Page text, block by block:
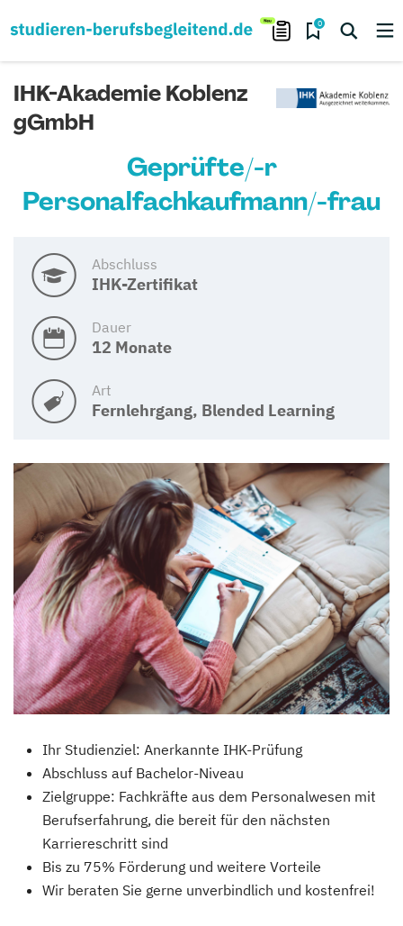
0
IHK-Akademie Koblenz
gGmbH
Geprüfte/-r
Personalfachkaufmann/-frau
Abschluss
IHK-Zertifikat
Dauer
12 Monate
Art
Fernlehrgang, Blended Learning
Ihr Studienziel: Anerkannte IHK-Prüfung
Abschluss auf Bachelor-Niveau
Zielgruppe: Fachkräfte aus dem Personalwesen mit
Berufserfahrung, die bereit für den nächsten
Karriereschritt sind
Bis zu 75% Förderung und weitere Vorteile
Wir beraten Sie gerne unverbindlich und kostenfrei!